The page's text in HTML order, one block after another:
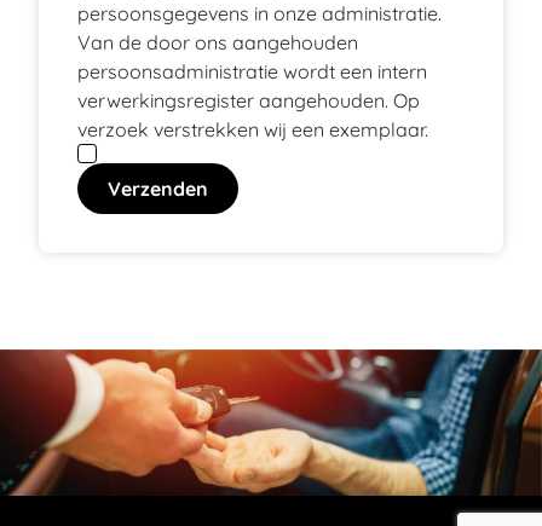
persoonsgegevens in onze administratie.
Van de door ons aangehouden
persoonsadministratie wordt een intern
verwerkingsregister aangehouden. Op
verzoek verstrekken wij een exemplaar.